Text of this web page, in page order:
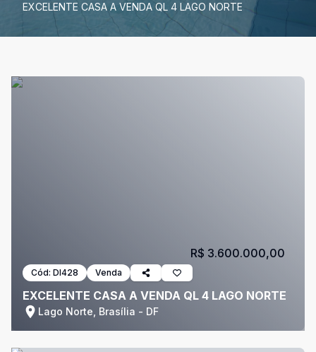
EXCELENTE CASA A VENDA QL 4 LAGO NORTE
Cód: DI428 Venda
EXCELENTE CASA A VENDA QL 4 LAGO NORTE
Lago Norte, Brasília - DF
R$ 3.600.000,00